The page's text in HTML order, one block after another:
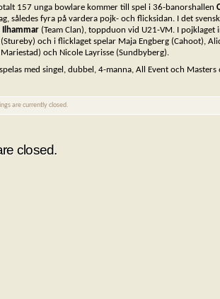
157 unga bowlare kommer till spel i 36-banorshallen
således fyra på vardera pojk- och flicksidan. I det
Ilhammar(Team Clan), toppduon vid U21-VM. I pojklaget
och i flicklaget spelar Maja Engberg (Cahoot),
Mariestad) och Nicole Layrisse (Sundbyberg).
med singel, dubbel, 4-manna, All Event och
are currently closed.
closed.